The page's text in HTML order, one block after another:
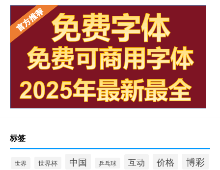
标签
世界 世界杯 中国 乒乓球 互动 价格 博彩